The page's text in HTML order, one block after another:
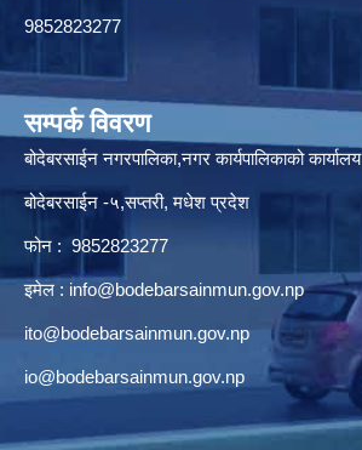
9852823277
सम्पर्क विवरण
बोदेबरसाईन नगरपालिका,नगर कार्यपालिकाको कार्यालय
बोदेबरसाईन -५,सप्तरी, मधेश प्रदेश
फोन : 9852823277
इमेल : info@bodebarsainmun.gov.np
ito@bodebarsainmun.gov.np
io@bodebarsainmun.gov.np